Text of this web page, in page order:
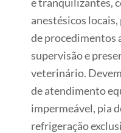
anestésicos
de procedimentos
supervisão e
veterinário.
de atendimento
impermeável, pia
refrigeração